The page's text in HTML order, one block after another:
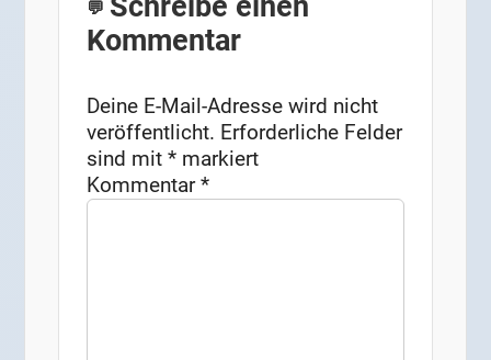
Kommentar
Deine E-Mail-Adresse wird nicht
veröffentlicht. Erforderliche Felder
sind mit* markiert
Kommentar*